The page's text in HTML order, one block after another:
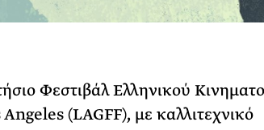
Φεστιβάλ Ελληνικού
(LAGFF), με καλλιτεχνικό
Το Καλοκαίρι